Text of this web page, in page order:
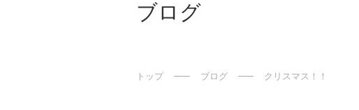
ブログ
トップ ブログ クリスマス！！